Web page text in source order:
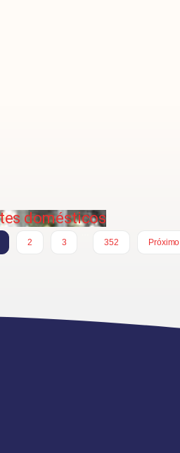
domésticos
2 3
352
Próximo